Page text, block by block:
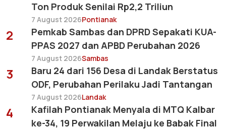
Ton Produk Senilai Rp2,2 Triliun
7 August 2026Pontianak
2
Pemkab Sambas dan DPRD Sepakati KUA-
PPAS 2027 dan APBD Perubahan 2026
7 August 2026Sambas
3
Baru 24 dari 156 Desa di Landak Berstatus
ODF, Perubahan Perilaku Jadi Tantangan
7 August 2026Landak
4
Kafilah Pontianak Menyala di MTQ Kalbar
ke-34, 19 Perwakilan Melaju ke Babak Final